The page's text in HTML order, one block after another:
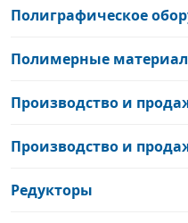
Полиграфическое
Полимерные
Производство и
Производство и
Редукторы